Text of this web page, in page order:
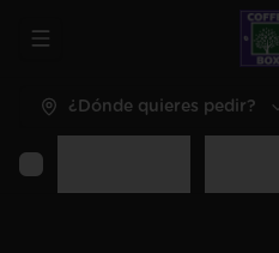
Abrir menu de navegación
¿Dónde quieres pedir?